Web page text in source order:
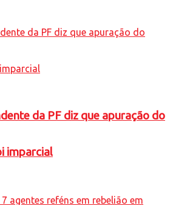
da PF diz que apuração do
imparcial